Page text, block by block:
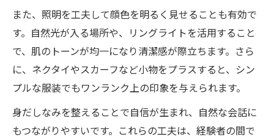
また、照明を工夫して顔色を明るく見せることも有効で
す。自然光が入る場所や、リングライトを活用すること
で、肌のトーンが均一になり清潔感が際立ちます。さら
に、ネクタイやスカーフなど小物をプラスすると、シン
プルな服装でもワンランク上の印象を与えられます。
身だしなみを整えることで自信が生まれ、自然な会話に
もつながりやすいです。これらの工夫は、経験者の間で